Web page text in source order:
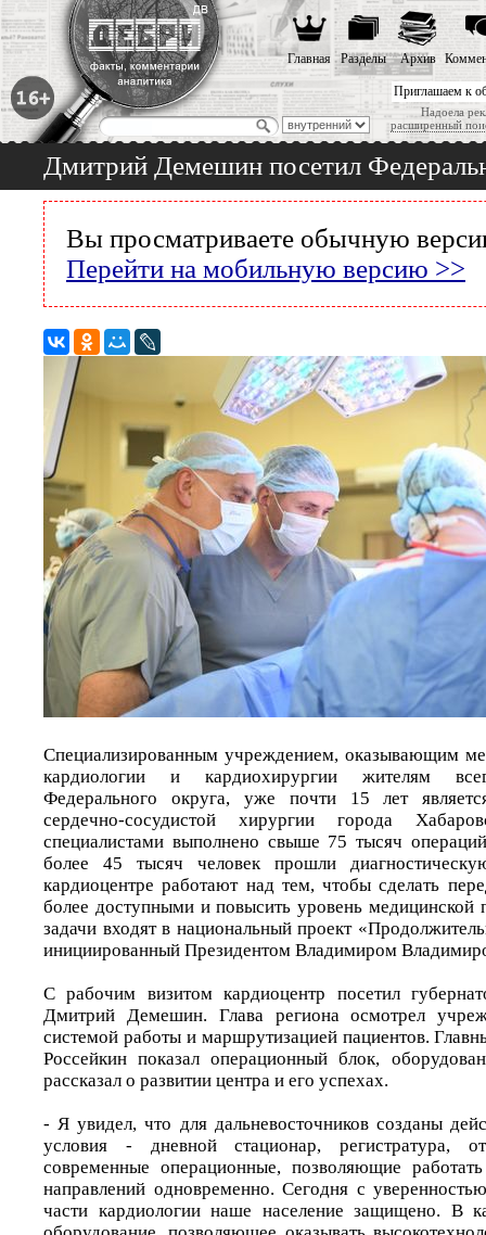
Приглашаем к
Надоела
расширенный
Главная Разделы Архив
Дмитрий Демешин посетил
Вы просматриваете обычную
Перейти на мобильную версию >>
Специализированным учреждением, оказывающим
кардиологии и кардиохирургии жителям
Федерального округа, уже почти 15 лет
сердечно-сосудистой хирургии города
специалистами выполнено свыше 75 тысяч
более 45 тысяч человек прошли
кардиоцентре работают над тем, чтобы сделать
более доступными и повысить уровень
задачи входят в национальный проект
инициированный Президентом Владимиром
С рабочим визитом кардиоцентр посетил
Дмитрий Демешин. Глава региона осмотрел
системой работы и маршрутизацией пациентов.
Россейкин показал операционный блок,
рассказал о развитии центра и его успехах.
- Я увидел, что для дальневосточников созданы
условия - дневной стационар, регистратура,
современные операционные, позволяющие
направлений одновременно. Сегодня с
части кардиологии наше население защищено. В